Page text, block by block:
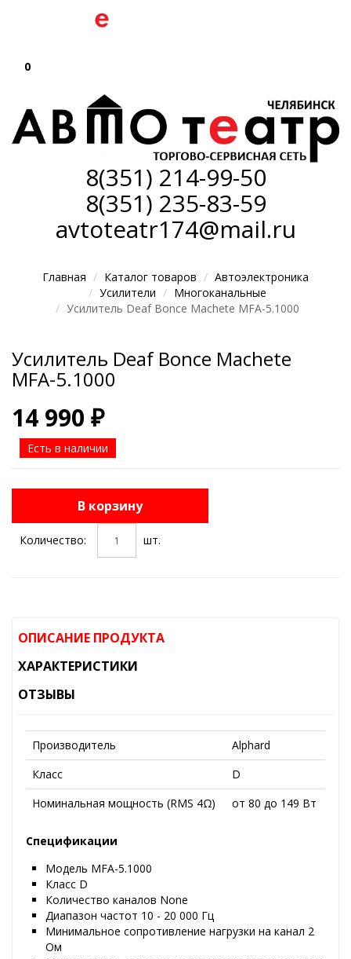
0
8(351) 214-99-50
8(351) 235-83-59
avtoteatr174@mail.ru
Главная Каталог товаров
Автоэлектроника
Усилители
Многоканальные
Усилитель Deaf Bonce Machete MFA-5.1000
Усилитель Deaf Bonce Machete
MFA-5.1000
14 990 ₽
Есть в наличии
В корзину
Количество: шт.
ОПИСАНИЕ ПРОДУКТА
ХАРАКТЕРИСТИКИ
ОТЗЫВЫ
Производитель
Alphard
Класс
D
Номинальная мощность (RMS 4Ω)
от 80 до 149 Вт
Спецификации
Модель MFA-5.1000
Класс D
Количество каналов None
Диапазон частот 10 - 20 000 Гц
Минимальное сопротивление нагрузки на канал 2
Ом